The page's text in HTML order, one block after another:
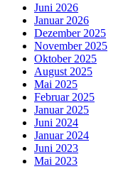
Juni 2026
Januar 2026
Dezember 2025
November 2025
Oktober 2025
August 2025
Mai 2025
Februar 2025
Januar 2025
Juni 2024
Januar 2024
Juni 2023
Mai 2023